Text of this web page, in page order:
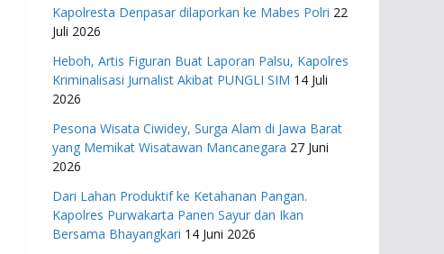
Kapolresta Denpasar dilaporkan ke Mabes Polri 22
Juli 2026
Heboh, Artis Figuran Buat Laporan Palsu, Kapolres
Kriminalisasi Jurnalist Akibat PUNGLI SIM 14 Juli
2026
Pesona Wisata Ciwidey, Surga Alam di Jawa Barat
yang Memikat Wisatawan Mancanegara 27 Juni
2026
Dari Lahan Produktif ke Ketahanan Pangan.
Kapolres Purwakarta Panen Sayur dan Ikan
Bersama Bhayangkari 14 Juni 2026